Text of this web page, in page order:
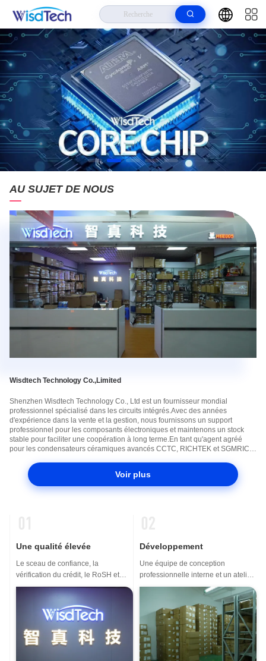
AU SUJET DE NOUS
Wisdtech Technology Co.,Limited
Shenzhen Wisdtech Technology Co., Ltd est un fournisseur mondial
professionnel spécialisé dans les circuits intégrés.Avec des années
d'expérience dans la vente et la gestion, nous fournissons un support
professionnel pour les composants électroniques et maintenons un stock
stable pour faciliter une coopération à long terme.En tant qu'agent agréé
pour les condensateurs céramiques avancés CCTC, RICHTEK et SGMRICO,
Voir plus
Une qualité élevée
Le sceau de confiance, la
vérification du crédit, le RoSH et
l'évaluation de la capacité des
fournisseurs. La société dispose
d'un système de contrôle de qualité
strict et d'un laboratoire de test
professionnel.
Développement
Une équipe de conception
professionnelle interne et un atelier
de machines avancées. Nous
pouvons coopérer pour développer
les produits dont vous avez besoin.